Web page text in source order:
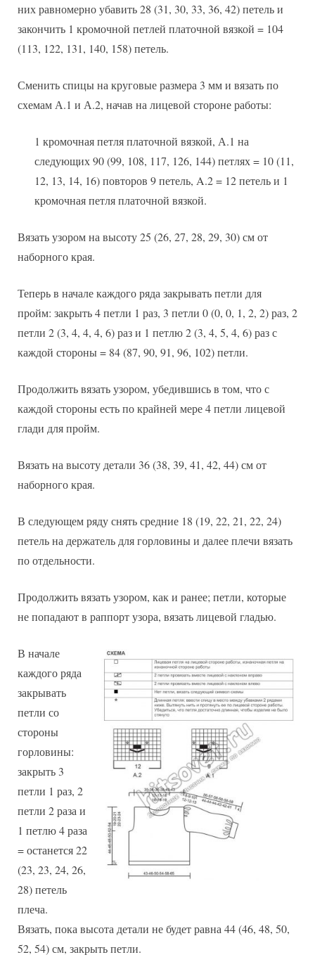
них равномерно убавить 28 (31, 30, 33, 36, 42) петель и
закончить 1 кромочной петлей платочной вязкой = 104
(113, 122, 131, 140, 158) петель.
Сменить спицы на круговые размера 3 мм и вязать по
схемам А.1 и А.2, начав на лицевой стороне работы:
1 кромочная петля платочной вязкой, А.1 на
следующих 90 (99, 108, 117, 126, 144) петлях = 10 (11,
12, 13, 14, 16) повторов 9 петель, A.2 = 12 петель и 1
кромочная петля платочной вязкой.
Вязать узором на высоту 25 (26, 27, 28, 29, 30) см от
наборного края.
Теперь в начале каждого ряда закрывать петли для
пройм: закрыть 4 петли 1 раз, 3 петли 0 (0, 0, 1, 2, 2) раз, 2
петли 2 (3, 4, 4, 4, 6) раз и 1 петлю 2 (3, 4, 5, 4, 6) раз с
каждой стороны = 84 (87, 90, 91, 96, 102) петли.
Продолжить вязать узором, убедившись в том, что с
каждой стороны есть по крайней мере 4 петли лицевой
глади для пройм.
Вязать на высоту детали 36 (38, 39, 41, 42, 44) см от
наборного края.
В следующем ряду снять средние 18 (19, 22, 21, 22, 24)
петель на держатель для горловины и далее плечи вязать
по отдельности.
Продолжить вязать узором, как и ранее; петли, которые
не попадают в раппорт узора, вязать лицевой гладью.
В начале
каждого ряда
закрывать
петли со
стороны
горловины:
закрыть 3
петли 1 раз, 2
петли 2 раза и
1 петлю 4 раза
= останется 22
(23, 23, 24, 26,
28) петель
плеча.
Вязать, пока высота детали не будет равна 44 (46, 48, 50,
52, 54) см, закрыть петли.